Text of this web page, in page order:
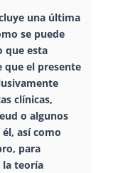
una última
se puede
que esta
el presente
clínicas,
o algunos
así como
para
la teoría